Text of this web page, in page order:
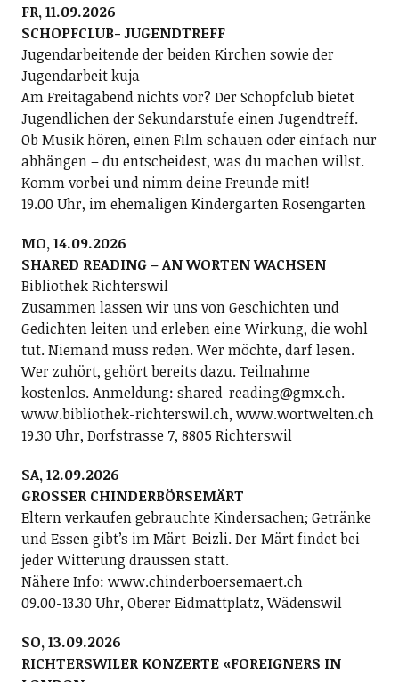
FR, 11.09.2026
SCHOPFCLUB- JUGENDTREFF
Jugendarbeitende der beiden Kirchen sowie der
Jugendarbeit kuja
Am Freitagabend nichts vor? Der Schopfclub bietet
Jugendlichen der Sekundarstufe einen Jugendtreff.
Ob Musik hören, einen Film schauen oder einfach nur
abhängen – du entscheidest, was du machen willst.
Komm vorbei und nimm deine Freunde mit!
19.00 Uhr, im ehemaligen Kindergarten Rosengarten
MO, 14.09.2026
SHARED READING – AN WORTEN WACHSEN
Bibliothek Richterswil
Zusammen lassen wir uns von Geschichten und
Gedichten leiten und erleben eine Wirkung, die wohl
tut. Niemand muss reden. Wer möchte, darf lesen.
Wer zuhört, gehört bereits dazu. Teilnahme
kostenlos. Anmeldung: shared-reading@gmx.ch.
www.bibliothek-richterswil.ch, www.wortwelten.ch
19.30 Uhr, Dorfstrasse 7, 8805 Richterswil
SA, 12.09.2026
GROSSER CHINDERBÖRSEMÄRT
Eltern verkaufen gebrauchte Kindersachen; Getränke
und Essen gibt’s im Märt-Beizli. Der Märt findet bei
jeder Witterung draussen statt.
Nähere Info: www.chinderboersemaert.ch
09.00-13.30 Uhr, Oberer Eidmattplatz, Wädenswil
SO, 13.09.2026
RICHTERSWILER KONZERTE «FOREIGNERS IN